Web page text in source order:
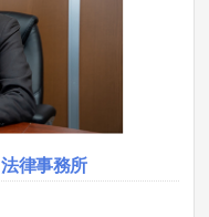
律事務所